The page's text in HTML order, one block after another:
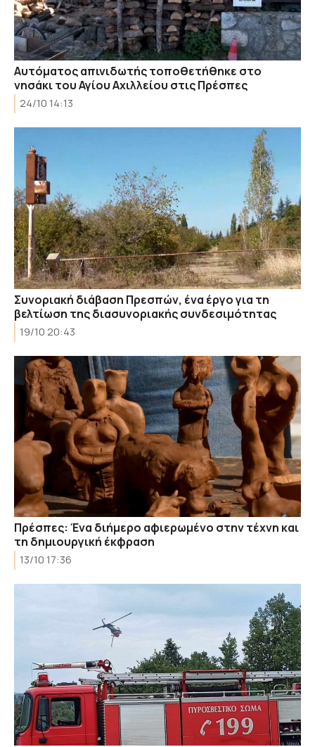
Αυτόματος απινιδωτής τοποθετήθηκε στο
νησάκι του Αγίου Αχιλλείου στις Πρέσπες
24/10 14:13
Συνοριακή διάβαση Πρεσπών, ένα έργο για τη
βελτίωση της διασυνοριακής συνδεσιμότητας
19/10 20:43
Πρέσπες: Ένα διήμερο αφιερωμένο στην τέχνη και
τη δημιουργική έκφραση
13/10 17:36